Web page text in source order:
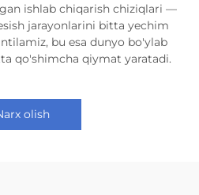
ishlab chiqarish chiziqlari —
jarayonlarini bitta yechim
bu esa dunyo bo'ylab
qo'shimcha qiymat yaratadi.
olish